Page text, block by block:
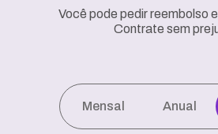
Você pode pedir reembolso
Contrate sem
Mensal Anual